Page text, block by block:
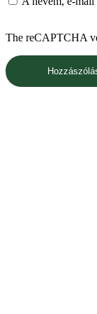
The reCAPTCHA